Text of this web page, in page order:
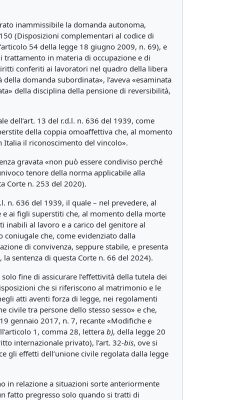
inammissibile la domanda autonoma,
(Disposizioni complementari al codice di
54 della legge 18 giugno 2009, n. 69), e
in materia di occupazione e di
conferiti ai lavoratori nel quadro della libera
domanda subordinata», l’aveva «esaminata
della disciplina della pensione di reversibilità,
dell’art. 13 del r.d.l. n. 636 del 1939, come
della coppia omoaffettiva che, al momento
Italia il riconoscimento del vincolo».
gravata «non può essere condiviso perché
tenore della norma applicabile alla
Corte n. 253 del 2020).
n. 636 del 1939, il quale – nel prevedere, al
ai figli superstiti che, al momento della morte
inabili al lavoro e a carico del genitore al
che, come evidenziato dalla
di convivenza, seppure stabile, e presenta
sentenza di questa Corte n. 66 del 2024).
fine di assicurare l’effettività della tutela dei
che si riferiscono al matrimonio e le
atti aventi forza di legge, nei regolamenti
tra persone dello stesso sesso» e che,
gennaio 2017, n. 7, recante «Modifiche e
1, comma 28, lettera b), della legge 20
internazionale privato), l’art. 32-bis, ove si
gli effetti dell’unione civile regolata dalla legge
in relazione a situazioni sorte anteriormente
fatto pregresso solo quando si tratti di